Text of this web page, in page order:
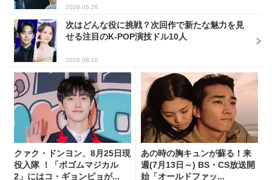
2026.06.26
次はどんな役に挑戦？次回作で新たな魅力を見
せる注目のK-POP演技ドル10人
2026.08.10
クァク・ドンヨン、8月25日現
役入隊 ！「ボゴムマジカル
2」にはコ・ギョンピョが...
あの時の胸キュンが蘇る！来
週(7月13日～) BS・CS放送開
始「オールドファッ...